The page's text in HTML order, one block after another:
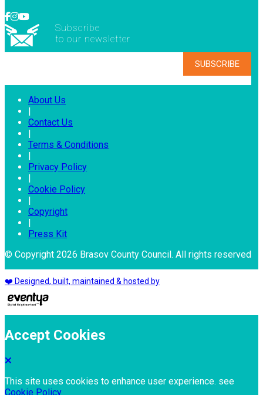
Subscribe
to our newsletter
About Us
|
Contact Us
|
Terms & Conditions
|
Privacy Policy
|
Cookie Policy
|
Copyright
|
Press Kit
© Copyright 2026 Brasov County Council. All rights reserved
❤️ Designed, built, maintained & hosted by
Accept Cookies
This site uses cookies to enhance user experience. see
Cookie Policy